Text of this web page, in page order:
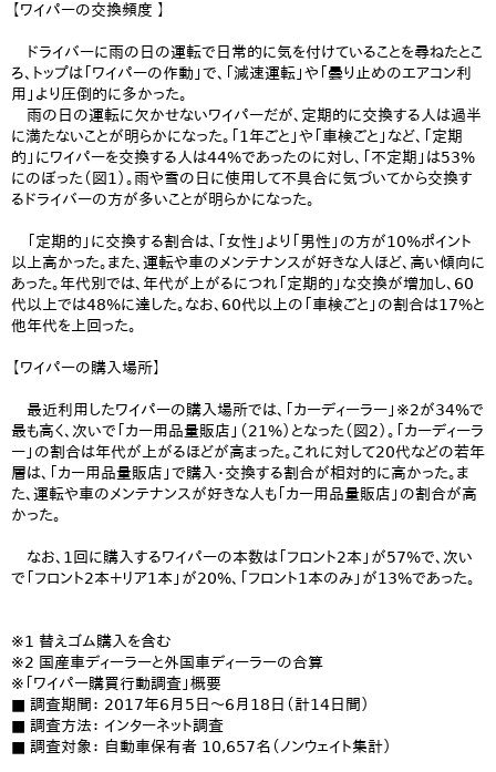
【ワイパーの交換頻度 】
ドライバーに雨の日の運転で日常的に気を付けていることを尋ねたとこ
ろ、トップは「ワイパーの作動」で、「減速運転」や「曇り止めのエアコン利
用」より圧倒的に多かった。
雨の日の運転に欠かせないワイパーだが、定期的に交換する人は過半
に満たないことが明らかになった。「1年ごと」や「車検ごと」など、「定期
的」にワイパーを交換する人は44%であったのに対し、「不定期」は53%
にのぼった（図1）。雨や雪の日に使用して不具合に気づいてから交換す
るドライバーの方が多いことが明らかになった。
「定期的」に交換する割合は、「女性」より「男性」の方が10%ポイント
以上高かった。また、運転や車のメンテナンスが好きな人ほど、高い傾向に
あった。年代別では、年代が上がるにつれ「定期的」な交換が増加し、60
代以上では48%に達した。なお、60代以上の「車検ごと」の割合は17%と
他年代を上回った。
【ワイパーの購入場所】
最近利用したワイパーの購入場所では、「カーディーラー」※2が34%で
最も高く、次いで「カー用品量販店」（21%）となった（図2）。「カーディーラ
ー」の割合は年代が上がるほどが高まった。これに対して20代などの若年
層は、「カー用品量販店」で購入・交換する割合が相対的に高かった。ま
た、運転や車のメンテナンスが好きな人も「カー用品量販店」の割合が高
かった。
なお、1回に購入するワイパーの本数は「フロント2本」が57%で、次い
で「フロント2本＋リア1本」が20%、「フロント1本のみ」が13%であった。
※1 替えゴム購入を含む
※2 国産車ディーラーと外国車ディーラーの合算
※「ワイパー購買行動調査」概要
■ 調査期間： 2017年6月5日〜6月18日（計14日間）
■ 調査方法： インターネット調査
■ 調査対象： 自動車保有者 10,657名（ノンウェイト集計）